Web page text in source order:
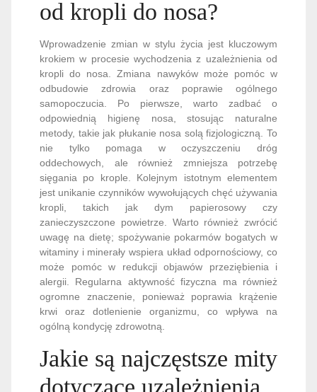
od kropli do nosa?
Wprowadzenie zmian w stylu życia jest kluczowym
krokiem w procesie wychodzenia z uzależnienia od
kropli do nosa. Zmiana nawyków może pomóc w
odbudowie zdrowia oraz poprawie ogólnego
samopoczucia. Po pierwsze, warto zadbać o
odpowiednią higienę nosa, stosując naturalne
metody, takie jak płukanie nosa solą fizjologiczną. To
nie tylko pomaga w oczyszczeniu dróg
oddechowych, ale również zmniejsza potrzebę
sięgania po krople. Kolejnym istotnym elementem
jest unikanie czynników wywołujących chęć używania
kropli, takich jak dym papierosowy czy
zanieczyszczone powietrze. Warto również zwrócić
uwagę na dietę; spożywanie pokarmów bogatych w
witaminy i minerały wspiera układ odpornościowy, co
może pomóc w redukcji objawów przeziębienia i
alergii. Regularna aktywność fizyczna ma również
ogromne znaczenie, ponieważ poprawia krążenie
krwi oraz dotlenienie organizmu, co wpływa na
ogólną kondycję zdrowotną.
Jakie są najczęstsze mity